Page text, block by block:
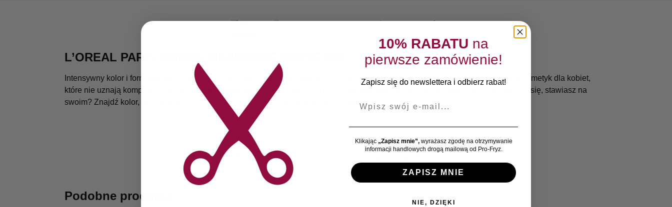
L’OREAL PARIS ROUGE SIGNATURE MATTE 7ml
Intensywny kolor i formuła tak lekka, że nie czuć jej na ustach? Teraz to możliwe! Matowa pomadka w płynie Rouge Signature to kosmetyk dla kobiet,
które nie uznają kompromisów. Już jedna cienka warstwa nadaje ustom przepiękny, naturalnie matowy odcień. Rządzisz, buntujesz się, stawiasz na
swoim? Znajdź kolor, który najlepiej wyrazi Twoją pewność siebie i wyróżnij się z tłumu!
SKU: GAB0405 Kategoria: Pomadki
Podobne produkty
10% RABATU na
pierwsze zamówienie!
Zapisz się do newslettera i odbierz rabat!
Klikając „Zapisz mnie”,wyrażasz zgodę na otrzymywanie
informacji handlowych drogą mailową od Pro-Fryz.
ZAPISZ MNIE
NIE, DZIĘKI